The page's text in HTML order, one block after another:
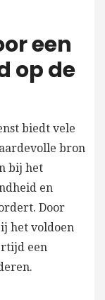
een
op de
biedt vele
bron
bij het
en
Door
het voldoen
een